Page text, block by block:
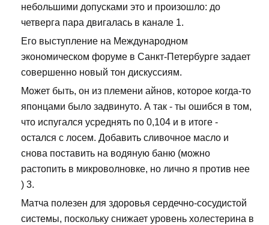
небольшими допусками это и произошло: до
четверга пара двигалась в канале 1.
Его выступление на Международном
экономическом форуме в Санкт-Петербурге задает
совершенно новый тон дискуссиям.
Может быть, он из племени айнов, которое когда-то
японцами было задвинуто. А так - ты ошибся в том,
что испугался усреднять по 0,104 и в итоге -
остался с лосем. Добавить сливочное масло и
снова поставить на водяную баню (можно
растопить в микроволновке, но лично я против нее
) 3.
Матча полезен для здоровья сердечно-сосудистой
системы, поскольку снижает уровень холестерина в